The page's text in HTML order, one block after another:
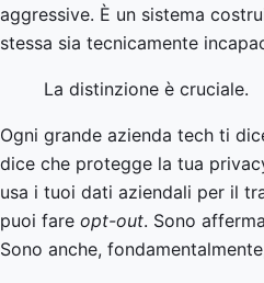
aggressive. È un sistema
stessa sia tecnicamente
La distinzione è cruciale.
Ogni grande azienda tech ti
dice che protegge la tua
usa i tuoi dati aziendali per il
puoi fare opt-out. Sono
Sono anche,